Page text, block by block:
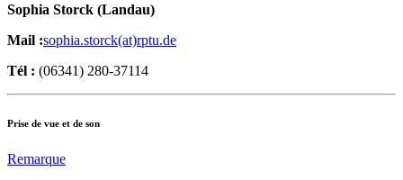
Sophia Storck (Landau)
Mail :sophia.storck(at)rptu.de
Tél : (06341) 280-37114
Prise de vue et de son
Remarque